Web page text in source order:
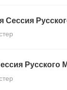
Сессия
Русского